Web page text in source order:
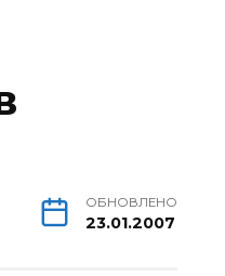
ОБНОВЛЕНО
23.01.2007